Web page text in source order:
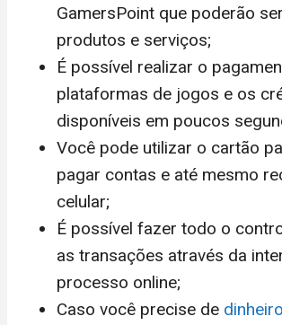
GamersPoint que poderão
produtos e serviços;
É possível realizar o
plataformas de jogos e os
disponíveis em poucos
Você pode utilizar o cartão
pagar contas e até mesmo
celular;
É possível fazer todo o
as transações através da
processo online;
Caso você precise de dinheiro